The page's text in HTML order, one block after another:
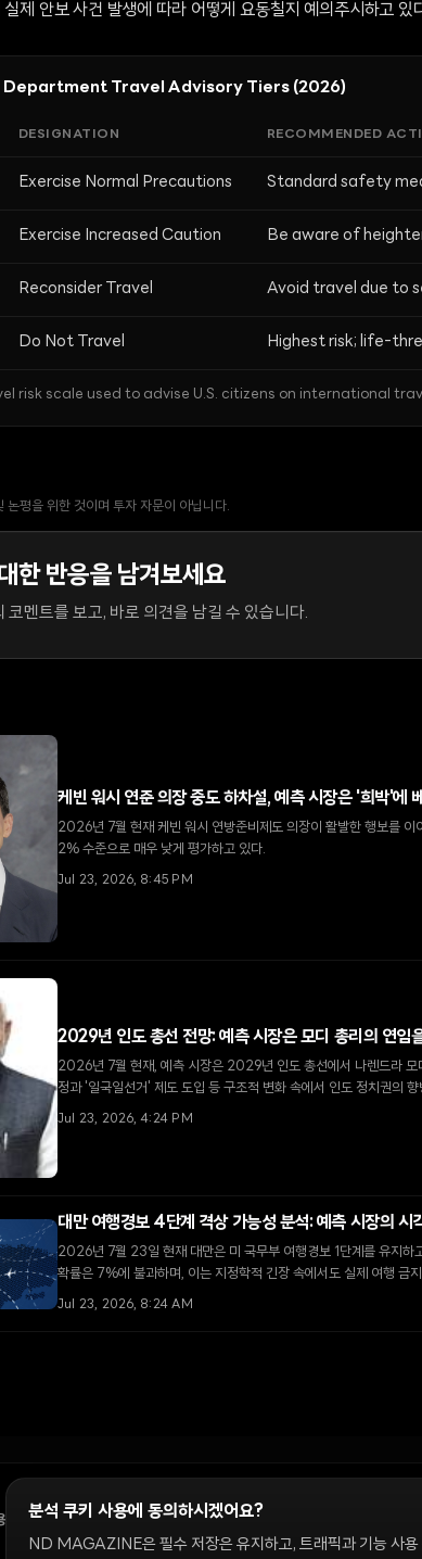
제 안보 사건 발생에 따라 어떻게 요동칠지 예의주시하고 있
Department Travel Advisory Tiers (2026)
DESIGNATION RECOMMENDED
Exercise Normal Precautions Standard safety
Exercise Increased Caution Be aware of
Reconsider Travel Avoid travel due to
Do Not Travel Highest risk; life-
risk scale used to advise U.S. citizens on international
논평을 위한 것이며 투자 자문이 아닙니다.
한 반응을 남겨보세요
코멘트를 보고, 바로 의견을 남길 수 있습니다.
케빈 워시 연준 의장 중도 하차설, 예측 시장은 '희박'에
2026년 7월 현재 케빈 워시 연방준비제도 의장이 활발한 행보를 이
2% 수준으로 매우 낮게 평가하고 있다.
Jul 23, 2026, 8:45 PM
2029년 인도 총선 전망: 예측 시장은 모디 총리의 연임
2026년 7월 현재, 예측 시장은 2029년 인도 총선에서 나렌드라 모
정과 '일국일선거' 제도 도입 등 구조적 변화 속에서 인도 정치권의 향
Jul 23, 2026, 4:24 PM
대만 여행경보 4단계 격상 가능성 분석: 예측 시장의 시
2026년 7월 23일 현재 대만은 미 국무부 여행경보 1단계를 유지
확률은 7%에 불과하며, 이는 지정학적 긴장 속에서도 실제 여행 금
Jul 23, 2026, 8:24 AM
약관 쿠키 설정
분석 쿠키 사용에 동의하시겠어요?
ND MAGAZINE은 필수 저장은 유지하고, 트래픽과 기능 사용